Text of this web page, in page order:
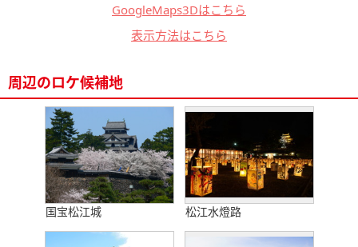
GoogleMaps3Dはこちら
表示方法はこちら
周辺のロケ候補地
国宝松江城 松江水燈路